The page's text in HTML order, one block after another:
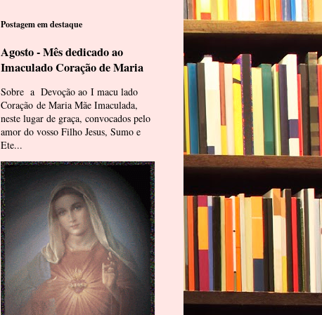
Postagem em destaque
Agosto - Mês dedicado ao
Imaculado Coração de Maria
Sobre a Devoção ao I macu lado
Coração de Maria Mãe Imaculada,
neste lugar de graça, convocados pelo
amor do vosso Filho Jesus, Sumo e
Ete...